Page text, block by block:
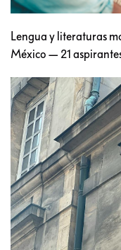
Lengua y literaturas
México — 21